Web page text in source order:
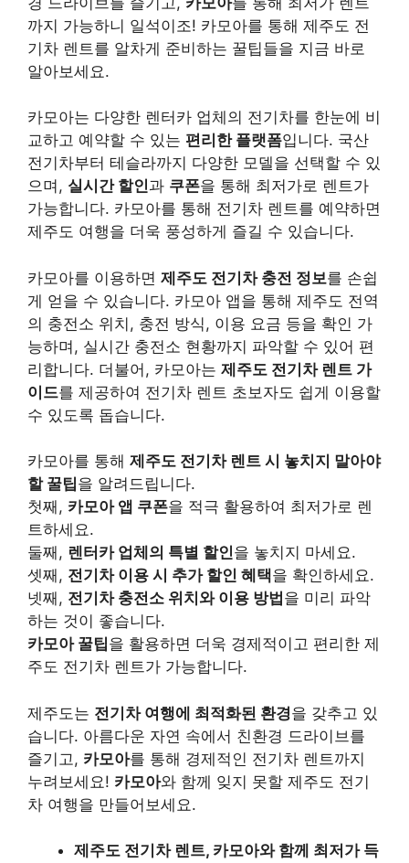
까지 가능하니 일석이조! 카모아를 통해 제주도 전
기차 렌트를 알차게 준비하는 꿀팁들을 지금 바로
알아보세요.
카모아는 다양한 렌터카 업체의 전기차를 한눈에 비
교하고 예약할 수 있는 편리한 플랫폼입니다. 국산
전기차부터 테슬라까지 다양한 모델을 선택할 수 있
으며, 실시간 할인과 쿠폰을 통해 최저가로 렌트가
가능합니다. 카모아를 통해 전기차 렌트를 예약하면
제주도 여행을 더욱 풍성하게 즐길 수 있습니다.
카모아를 이용하면 제주도 전기차 충전 정보를 손쉽
게 얻을 수 있습니다. 카모아 앱을 통해 제주도 전역
의 충전소 위치, 충전 방식, 이용 요금 등을 확인 가
능하며, 실시간 충전소 현황까지 파악할 수 있어 편
리합니다. 더불어, 카모아는 제주도 전기차 렌트 가
이드를 제공하여 전기차 렌트 초보자도 쉽게 이용할
수 있도록 돕습니다.
카모아를 통해 제주도 전기차 렌트 시 놓치지 말아야
할 꿀팁을 알려드립니다.
첫째, 카모아 앱 쿠폰을 적극 활용하여 최저가로 렌
트하세요.
둘째, 렌터카 업체의 특별 할인을 놓치지 마세요.
셋째, 전기차 이용 시 추가 할인 혜택을 확인하세요.
넷째, 전기차 충전소 위치와 이용 방법 을 미리 파악
하는 것이 좋습니다.
카모아 꿀팁을 활용하면 더욱 경제적이고 편리한 제
주도 전기차 렌트가 가능합니다.
제주도는 전기차 여행에 최적화된 환경을 갖추고 있
습니다. 아름다운 자연 속에서 친환경 드라이브를
즐기고, 카모아를 통해 경제적인 전기차 렌트까지
누려보세요! 카모아와 함께 잊지 못할 제주도 전기
차 여행을 만들어보세요.
제주도 전기차 렌트, 카모아와 함께 최저가 득